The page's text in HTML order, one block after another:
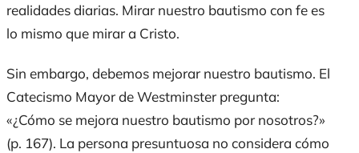
realidades diarias. Mirar nuestro bautismo con fe es
lo mismo que mirar a Cristo.
Sin embargo, debemos mejorar nuestro bautismo. El
Catecismo Mayor de Westminster pregunta:
«¿Cómo se mejora nuestro bautismo por nosotros?»
(p. 167). La persona presuntuosa no considera cómo